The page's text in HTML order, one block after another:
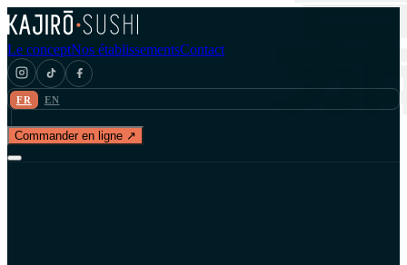
Le conceptNos établissementsContact
FR EN
Commander en ligne ↗